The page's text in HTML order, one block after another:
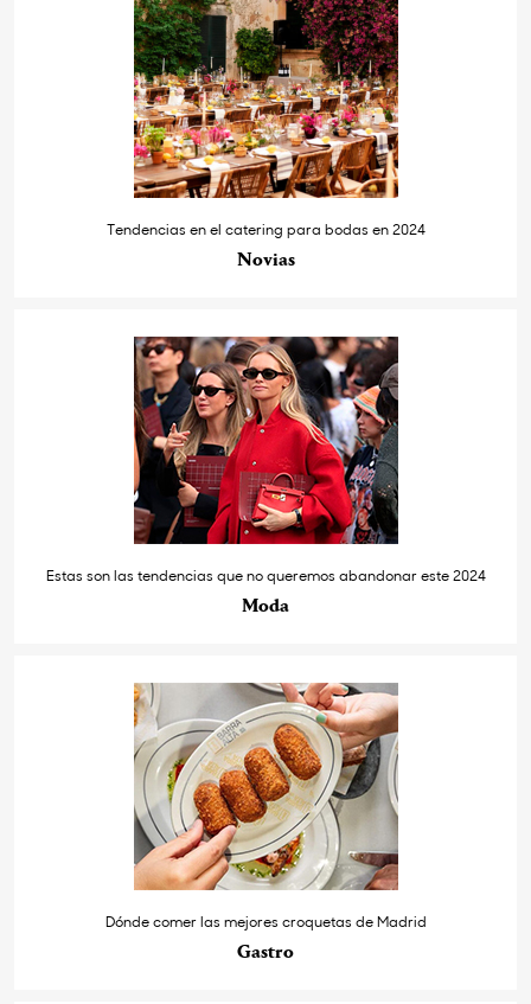
Tendencias en el catering para bodas en 2024
Novias
Estas son las tendencias que no queremos abandonar este 2024
Moda
Dónde comer las mejores croquetas de Madrid
Gastro